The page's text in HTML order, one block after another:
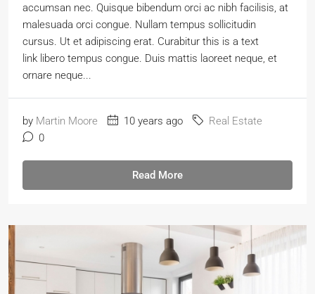
accumsan nec. Quisque bibendum orci ac nibh facilisis, at
malesuada orci congue. Nullam tempus sollicitudin
cursus. Ut et adipiscing erat. Curabitur this is a text
link libero tempus congue. Duis mattis laoreet neque, et
ornare neque...
by Martin Moore 10 years ago
Real Estate
0
Read More